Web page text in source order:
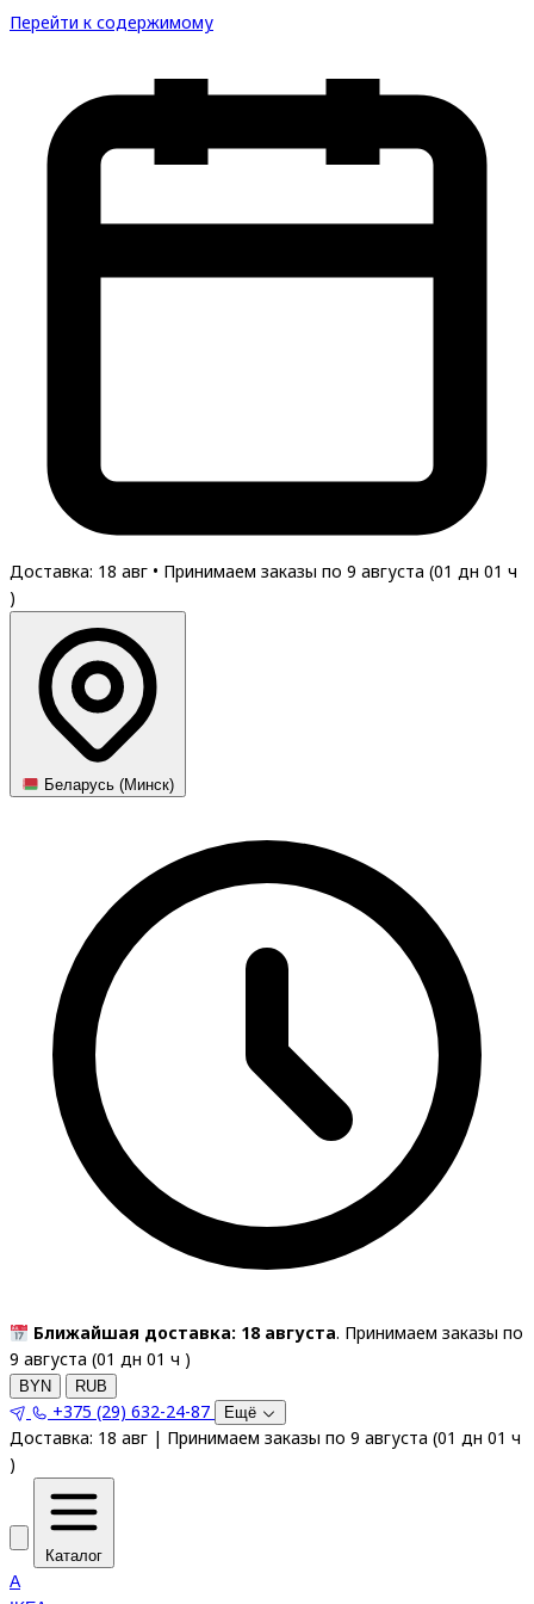
Перейти к содержимому
Доставка: 18 авг • Принимаем заказы по 9 августа (01 дн 01 ч
)
Беларусь (Минск)
Ближайшая доставка: 18 августа. Принимаем заказы по
9 августа (01 дн 01 ч )
BYN RUB
+375 (29) 632-24-87 Ещё
Доставка: 18 авг | Принимаем заказы по 9 августа (01 дн 01 ч
)
Каталог
A